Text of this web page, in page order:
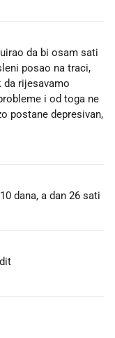
da bi osam sati
posao na traci,
rijesavamo
i od toga ne
postane depresivan,
dana, a dan 26 sati